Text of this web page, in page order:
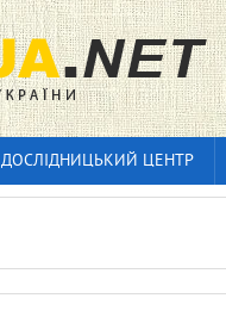
ДОСЛІДНИЦЬКИЙ ЦЕНТР